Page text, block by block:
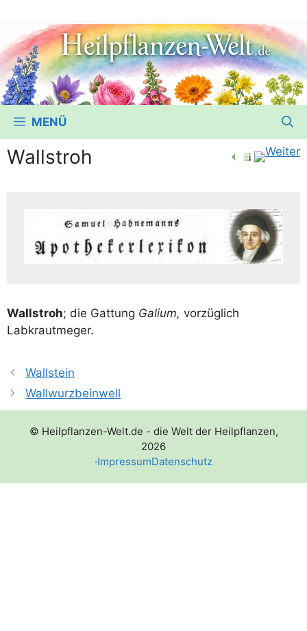
MENÜ
Wallstroh
Wall­stroh; die Gat­tung Gali­um, vor­züg­lich
Labkrautmeger.
Wallstein
Wallwurzbeinwell
© Heilpflanzen-Welt.de - die Welt der Heilpflanzen,
2026
·ImpressumDatenschutz